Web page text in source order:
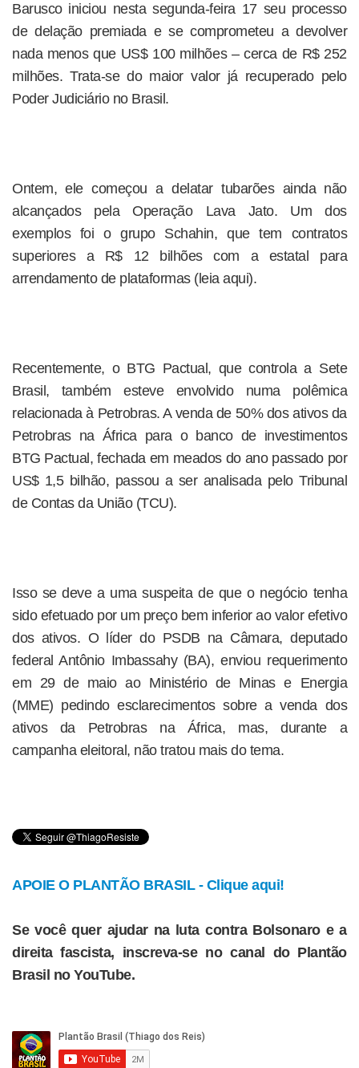
Barusco iniciou nesta segunda-feira 17 seu processo
de delação premiada e se comprometeu a devolver
nada menos que US$ 100 milhões – cerca de R$ 252
milhões. Trata-se do maior valor já recuperado pelo
Poder Judiciário no Brasil.
Ontem, ele começou a delatar tubarões ainda não
alcançados pela Operação Lava Jato. Um dos
exemplos foi o grupo Schahin, que tem contratos
superiores a R$ 12 bilhões com a estatal para
arrendamento de plataformas (leia aqui).
Recentemente, o BTG Pactual, que controla a Sete
Brasil, também esteve envolvido numa polêmica
relacionada à Petrobras. A venda de 50% dos ativos da
Petrobras na África para o banco de investimentos
BTG Pactual, fechada em meados do ano passado por
US$ 1,5 bilhão, passou a ser analisada pelo Tribunal
de Contas da União (TCU).
Isso se deve a uma suspeita de que o negócio tenha
sido efetuado por um preço bem inferior ao valor efetivo
dos ativos. O líder do PSDB na Câmara, deputado
federal Antônio Imbassahy (BA), enviou requerimento
em 29 de maio ao Ministério de Minas e Energia
(MME) pedindo esclarecimentos sobre a venda dos
ativos da Petrobras na África, mas, durante a
campanha eleitoral, não tratou mais do tema.
APOIE O PLANTÃO BRASIL - Clique aqui!
Se você quer ajudar na luta contra Bolsonaro e a
direita fascista, inscreva-se no canal do Plantão
Brasil no YouTube.